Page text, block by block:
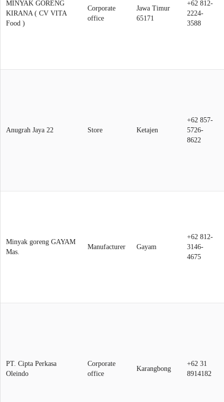
MINYAK GORENG
KIRANA ( CV VITA
Food )
Corporate
office
Jawa Timur
65171
+62 812-
2224-
3588
Anugrah Jaya 22 Store Ketajen
+62 857-
5726-
8622
Minyak goreng GAYAM
Mas.
Manufacturer Gayam
+62 812-
3146-
4675
PT. Cipta Perkasa
Oleindo
Corporate
office
Karangbong
+62 31
8914182